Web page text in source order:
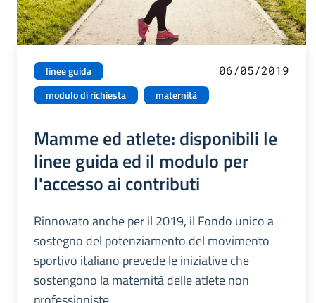
linee guida
modulo di richiesta
maternità
06/05/2019
Mamme ed atlete: disponibili le
linee guida ed il modulo per
l'accesso ai contributi
Rinnovato anche per il 2019, il Fondo unico a
sostegno del potenziamento del movimento
sportivo italiano prevede le iniziative che
sostengono la maternità delle atlete non